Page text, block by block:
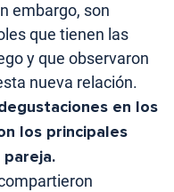
embargo, son
que tienen las
y que observaron
nueva relación.
en los
los principales